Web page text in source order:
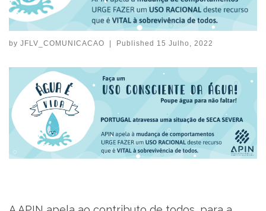
by JFLV_COMUNICACAO Published 15 Julho, 2022